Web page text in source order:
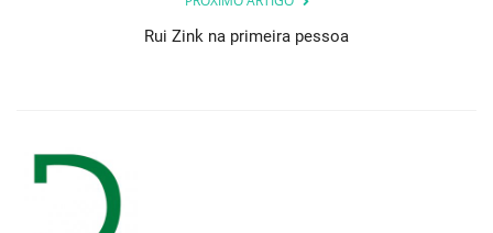
Rui Zink na primeira pessoa